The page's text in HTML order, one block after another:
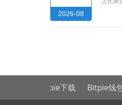
2026-08
Bitpie下载 Bitpie钱包